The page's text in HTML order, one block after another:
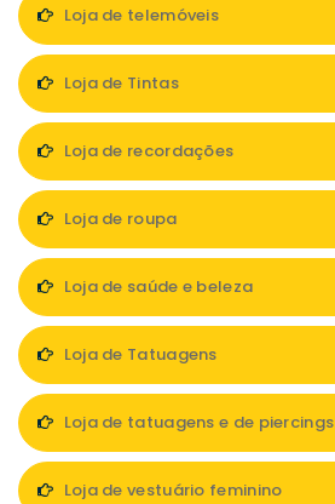
Loja de telemóveis
Loja de Tintas
Loja de recordações
Loja de roupa
Loja de saúde e beleza
Loja de Tatuagens
Loja de tatuagens e de piercings
Loja de vestuário feminino